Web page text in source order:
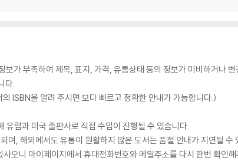
가 부족하여 제목, 표지, 가격, 유통상태 등의 정보가 미비하거나
다.
ISBN을 알려 주시면 보다 빠르고 정확한 안내가 가능합니다.)
럽과 미국 출판사로 직접 수입이 진행될 수 있습니다.
며, 해외에서도 유통이 원활하지 않은 도서는 품절 안내가 지연될 수
오니 마이페이지에서 휴대전화번호와 메일주소를 다시 한번 확인